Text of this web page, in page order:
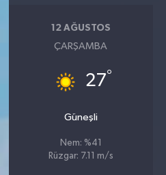
12 AĞUSTOS
ÇARŞAMBA
27°
Güneşli
Nem: %41
Rüzgar: 7.11 m/s